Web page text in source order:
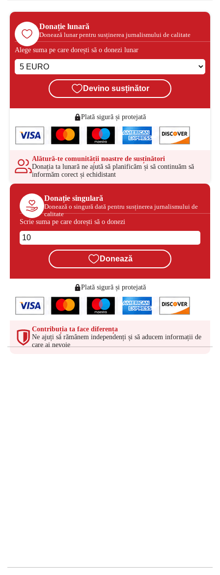
Donație lunară
Donează lunar pentru susținerea jurnalismului de calitate
Alege suma pe care dorești să o donezi lunar
Devino susținător
Plată sigură și protejată
Alătură-te comunității noastre de susținători
Donația ta lunară ne ajută să planificăm și să continuăm să
informăm corect și echidistant
Donație singulară
Donează o singură dată pentru susținerea jurnalismului de
calitate
Scrie suma pe care dorești să o donezi
Donează
Plată sigură și protejată
Contribuția ta face diferența
Ne ajuți să rămânem independenți și să aducem informații de
care ai nevoie